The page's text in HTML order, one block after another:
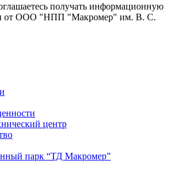
получать информационную
от ООО "НПП "Макромер" им. В. С.
центр
парк “ТД Макромер”